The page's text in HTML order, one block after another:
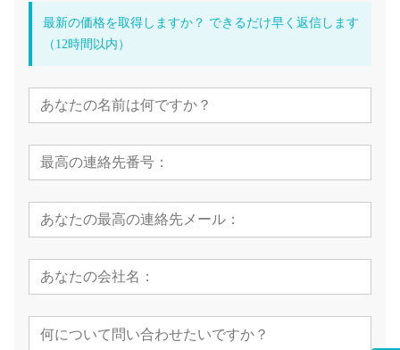
最新の価格を取得しますか？ できるだけ早く返信します
（12時間以内）